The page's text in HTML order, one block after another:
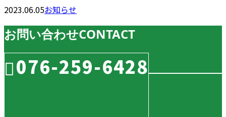
2023.06.05お知らせ
お問い合わせCONTACT
076-259-6428